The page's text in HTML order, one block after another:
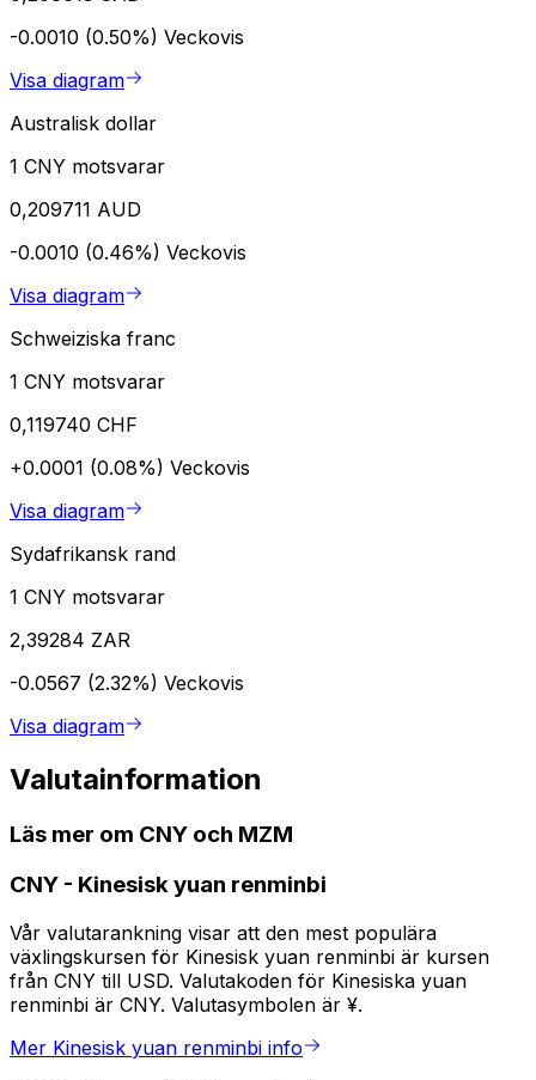
-0.0010 (0.50%) Veckovis
Visa diagram
Australisk dollar
1 CNY motsvarar
0,209711 AUD
-0.0010 (0.46%) Veckovis
Visa diagram
Schweiziska franc
1 CNY motsvarar
0,119740 CHF
+0.0001 (0.08%) Veckovis
Visa diagram
Sydafrikansk rand
1 CNY motsvarar
2,39284 ZAR
-0.0567 (2.32%) Veckovis
Visa diagram
Valutainformation
Läs mer om CNY och MZM
CNY - Kinesisk yuan renminbi
Vår valutarankning visar att den mest populära
växlingskursen för Kinesisk yuan renminbi är kursen
från CNY till USD. Valutakoden för Kinesiska yuan
renminbi är CNY. Valutasymbolen är ¥.
Mer Kinesisk yuan renminbi info